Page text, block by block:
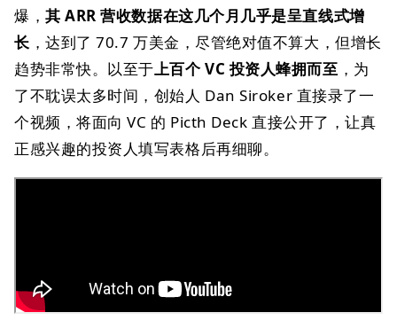
爆，其 ARR 营收数据在这几个月几乎是呈直线式增
长 ，达到了 70.7 万美金，尽管绝对值不算大，但增长
趋势非常快。以至于上百个 VC 投资人蜂拥而至 ，为
了不耽误太多时间，创始人 Dan Siroker 直接录了一
个视频，将面向 VC 的 Picth Deck 直接公开了，让真
正感兴趣的投资人填写表格后再细聊。